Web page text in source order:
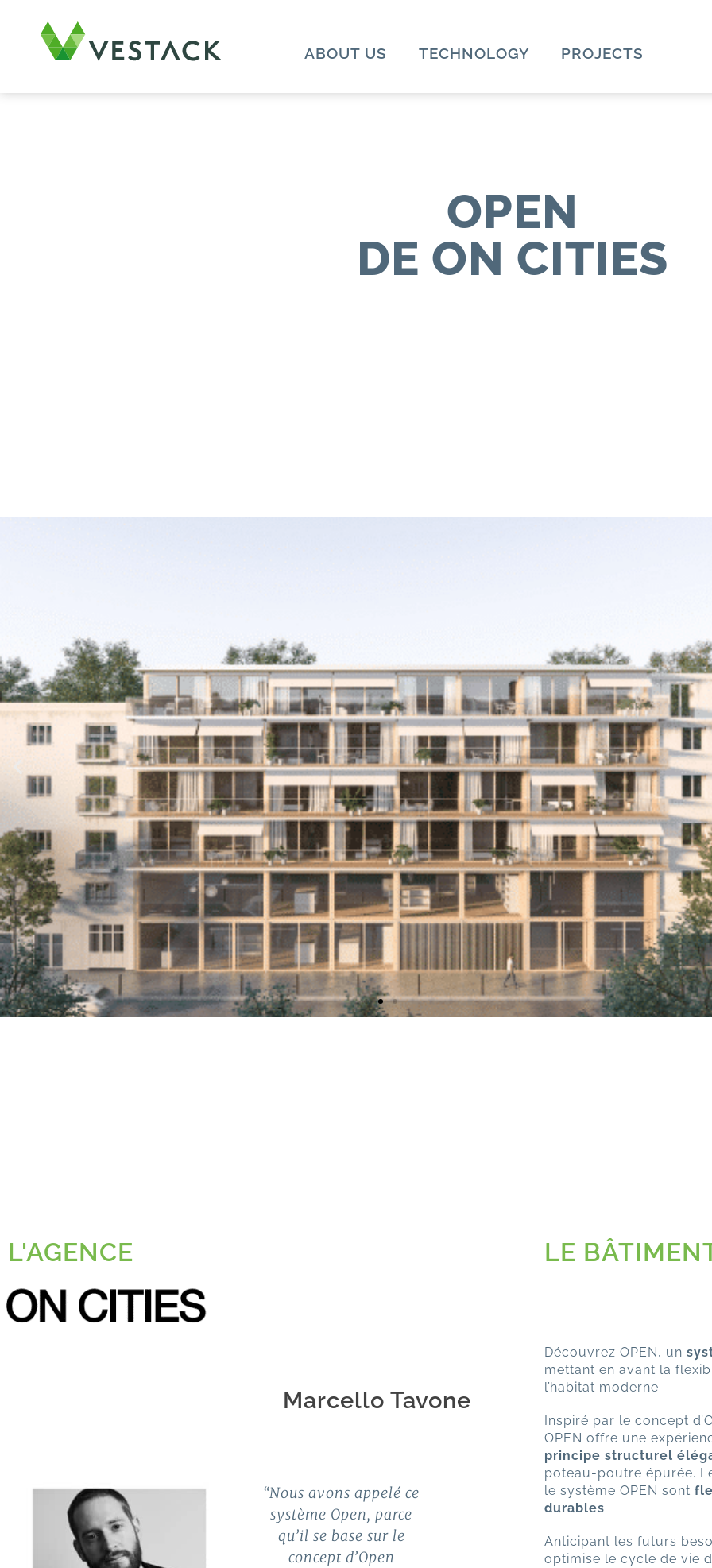
ABOUT US TECHNOLOGY PROJECTS
OPEN
DE ON CITIES
L'AGENCE
Marcello Tavone
“Nous avons appelé ce
système Open, parce
qu’il se base sur le
concept d’Open
LE
Découvrez OPEN, un
mettant en avant la
l’habitat moderne.
Inspiré par le concept
OPEN offre une
principe structurel
poteau-poutre épurée.
le système OPEN sont
durables.
Anticipant les futurs
optimise le cycle de vie